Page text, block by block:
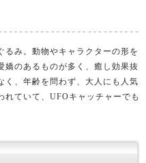
るみ。動物やキャラクターの形を
嬌のあるものが多く、癒し効果抜
く、年齢を問わず、大人にも人気
ていて、UFOキャッチャーでも